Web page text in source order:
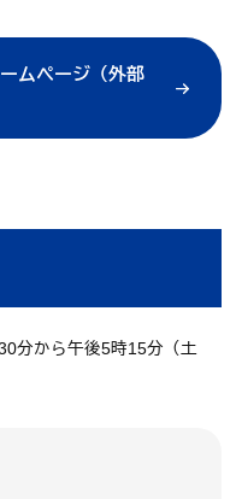
ムページ（外部
分から午後5時15分（土